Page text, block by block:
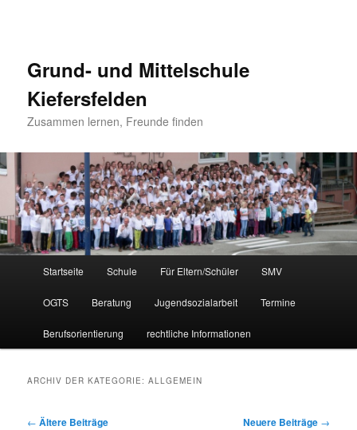
Grund- und Mittelschule
Kiefersfelden
Zusammen lernen, Freunde finden
Zum
Inhalt
wechseln
Zum
sekundären
Inhalt
wechseln
Startseite Schule Für Eltern/Schüler SMV
OGTS Beratung Jugendsozialarbeit Termine
Berufsorientierung rechtliche Informationen
ARCHIV DER KATEGORIE:ALLGEMEIN
Beitrags-
← Ältere Beiträge Neuere Beiträge →